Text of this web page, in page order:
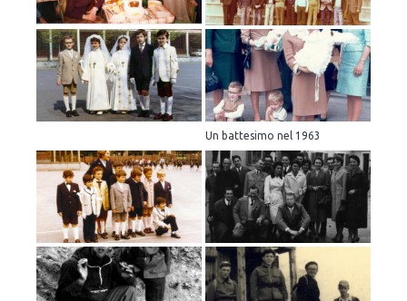
Un battesimo nel 1963